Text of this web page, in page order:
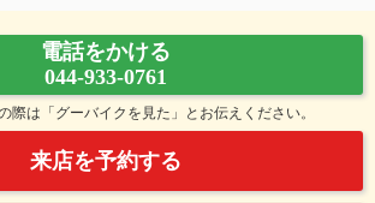
電話をかける
044-933-0761
際は「グーバイクを見た」とお伝えください。
来店を予約する